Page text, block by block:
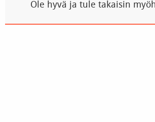
Ole hyvä ja tule takaisin